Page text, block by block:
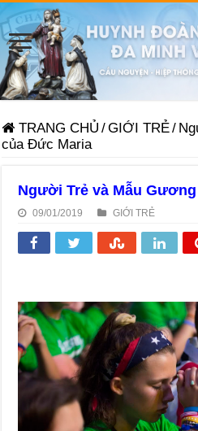
TRANG CHỦ /GIỚI TRẺ/
của Đức Maria
Người Trẻ và Mẫu
09/01/2019 GIỚI TRẺ